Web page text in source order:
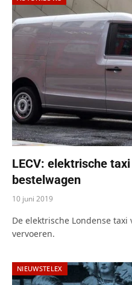
LECV: elektrische
bestelwagen
10 juni 2019
De elektrische Londense taxi
vervoeren.
NIEUWSTELEX